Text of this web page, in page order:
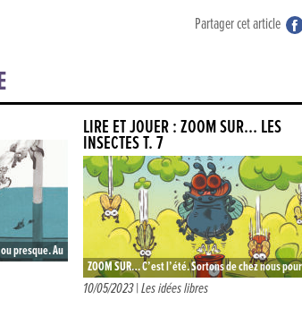
Partager cet article
presque. Au
les rues…
LIRE ET JOUER : ZOOM SUR… LES
INSECTES T. 7
ZOOM SUR… C’est l’été. Sortons de chez nous pour
découvrir les trésors de la nature. Et pour vous
10/05/2023 |Les idées libres